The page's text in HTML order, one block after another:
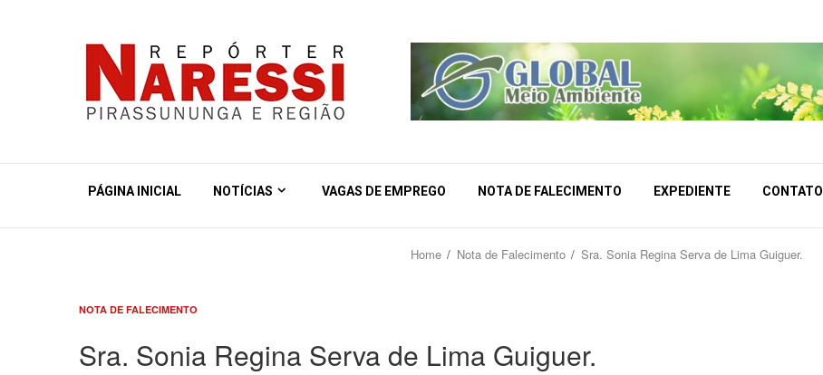
PÁGINA INICIAL NOTÍCIAS VAGAS DE EMPREGO NOTA DE FALECIMENTO EXPEDIENTE CONTATO
Home Nota de Falecimento Sra. Sonia Regina Serva de Lima Guiguer.
NOTA DE FALECIMENTO
Sra. Sonia Regina Serva de Lima Guiguer.